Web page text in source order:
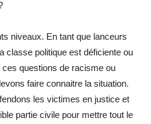
niveaux. En tant que lanceurs
classe politique est déficiente ou
questions de racisme ou
faire connaitre la situation.
les victimes en justice et
partie civile pour mettre tout le